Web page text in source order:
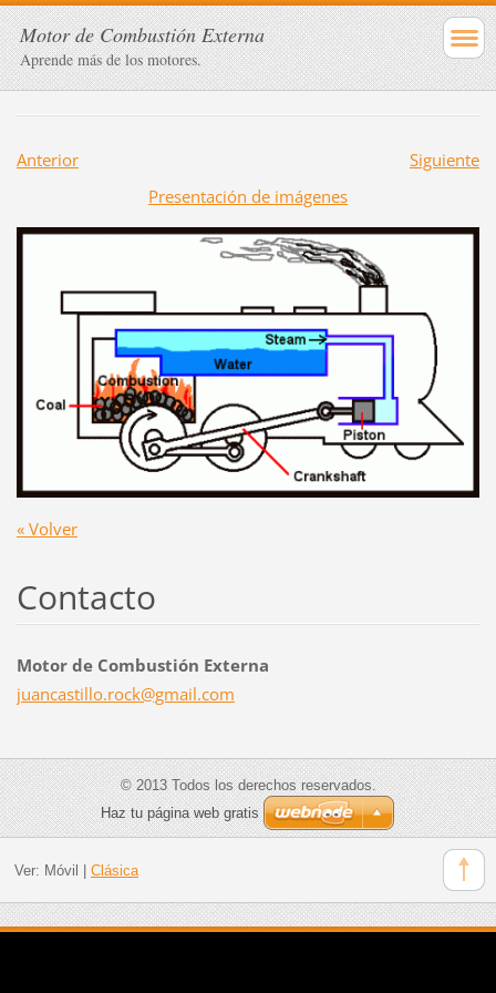
Motor de Combustión Externa
Aprende más de los motores.
Anterior
Siguiente
Presentación de imágenes
« Volver
Contacto
Motor de Combustión Externa
juancastillo.rock@gmail.com
© 2013 Todos los derechos reservados.
Haz tu página web gratis
Ver: Móvil Clásica